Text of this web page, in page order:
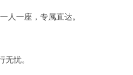
人一座，专属直达。
忧。